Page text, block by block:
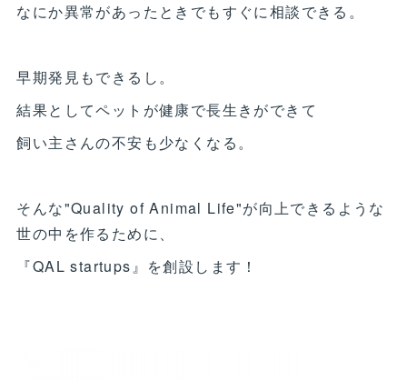
なにか異常があったときでもすぐに相談できる。
早期発見もできるし。
結果としてペットが健康で長生きができて
飼い主さんの不安も少なくなる。
そんな"Quality of Animal Life"が向上できるような
世の中を作るために、
『QAL startups』を創設します！